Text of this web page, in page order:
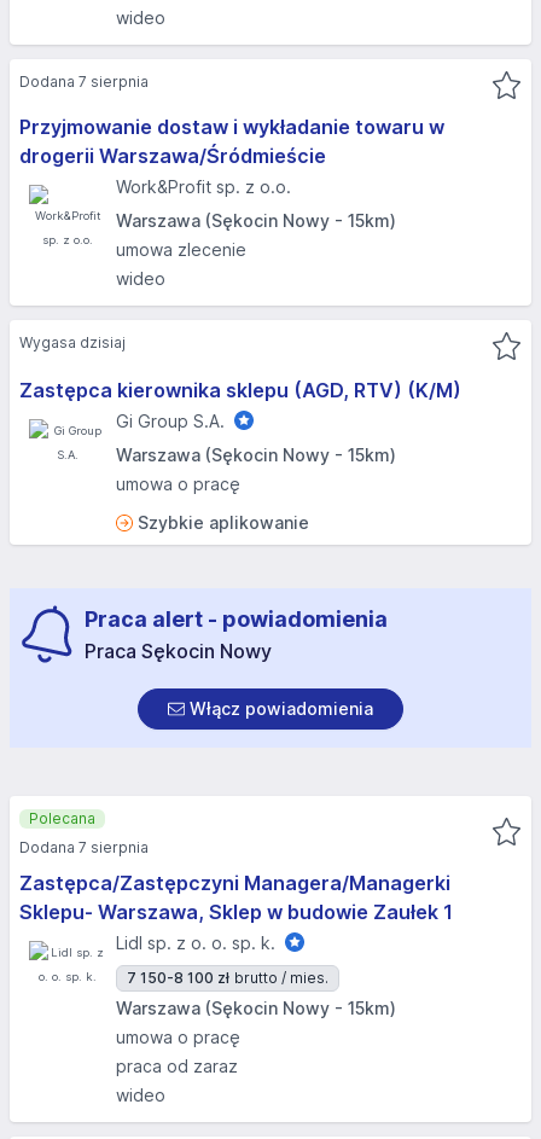
wideo
Przyjmowanie dostaw i wykładanie towaru w
drogerii Warszawa/Śródmieście
Work&Profit sp. z o.o.
Warszawa (Sękocin Nowy - 15km)
umowa zlecenie
wideo
Dodana 7 sierpnia
Zastępca kierownika sklepu (AGD, RTV) (K/M)
Gi Group S.A.
Warszawa (Sękocin Nowy - 15km)
umowa o pracę
Szybkie aplikowanie
Wygasa dzisiaj
Praca alert - powiadomienia
Praca Sękocin Nowy
Włącz powiadomienia
Zastępca/Zastępczyni Managera/Managerki
Sklepu- Warszawa, Sklep w budowie Zaułek 1
Lidl sp. z o. o. sp. k.
7 150-8 100 zł brutto / mies.
Warszawa (Sękocin Nowy - 15km)
umowa o pracę
praca od zaraz
wideo
Polecana
Dodana 7 sierpnia